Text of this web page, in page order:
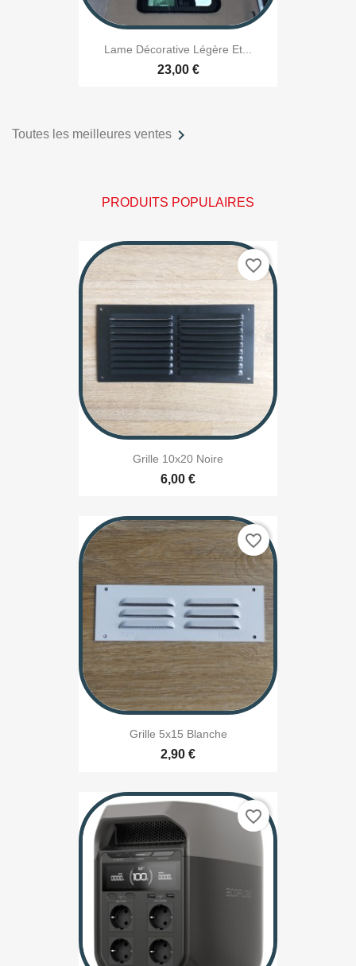
Lame Décorative Légère Et...
23,00 €
Toutes les meilleures ventes 
PRODUITS POPULAIRES
Grille 10x20 Noire
6,00 €
favorite_border
Grille 5x15 Blanche
2,90 €
favorite_border
favorite_border